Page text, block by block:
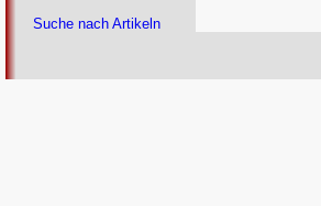
Suche nach Artikeln